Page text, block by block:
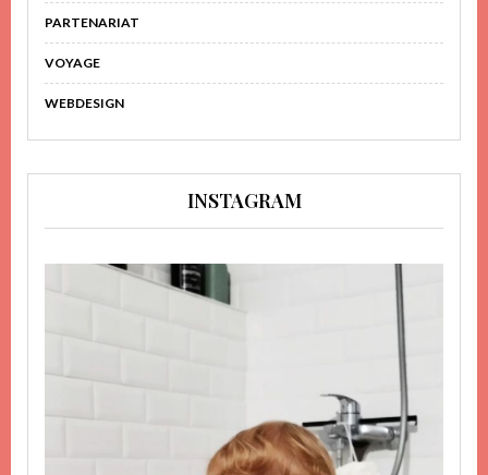
PARTENARIAT
VOYAGE
WEBDESIGN
INSTAGRAM